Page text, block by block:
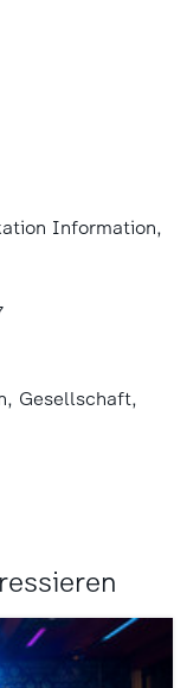
Information,
Gesellschaft,